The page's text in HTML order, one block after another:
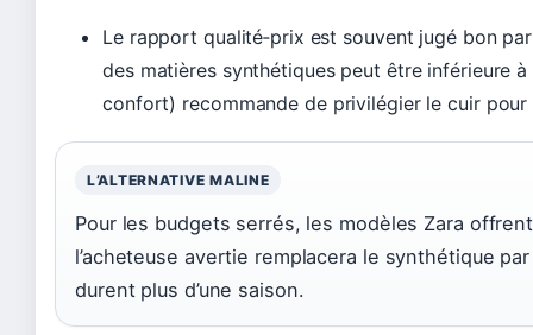
Le rapport qualité‑prix est souvent jugé bon
des matières synthétiques peut être inférieure
confort) recommande de privilégier le cuir pour
L’ALTERNATIVE MALINE
Pour les budgets serrés, les modèles Zara
l’acheteuse avertie remplacera le synthétique
durent plus d’une saison.